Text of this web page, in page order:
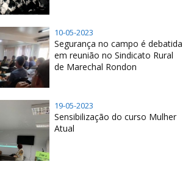
10-05-2023
Segurança no campo é debatida
em reunião no Sindicato Rural
de Marechal Rondon
19-05-2023
Sensibilização do curso Mulher
Atual